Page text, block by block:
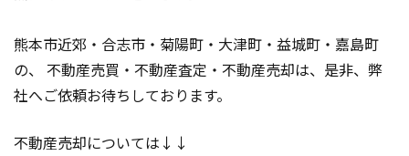
熊本市近郊・合志市・菊陽町・大津町・益城町・嘉島町
の、 不動産売買・不動産査定・不動産売却は、是非、弊
社へご依頼お待ちしております。
不動産売却については↓↓